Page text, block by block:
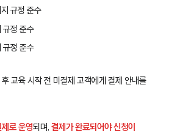
규정 준수
정 준수
정 준수
교육 시작 전 미결제 고객에게 결제 안내를
로 운영되며, 결제가 완료되어야 신청이